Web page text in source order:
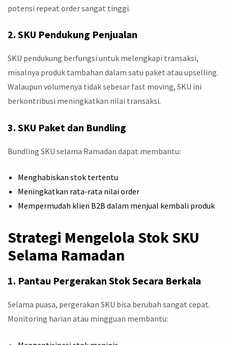
potensi repeat order sangat tinggi.
2. SKU Pendukung Penjualan
SKU pendukung berfungsi untuk melengkapi transaksi,
misalnya produk tambahan dalam satu paket atau upselling.
Walaupun volumenya tidak sebesar fast moving, SKU ini
berkontribusi meningkatkan nilai transaksi.
3. SKU Paket dan Bundling
Bundling SKU selama Ramadan dapat membantu:
Menghabiskan stok tertentu
Meningkatkan rata-rata nilai order
Mempermudah klien B2B dalam menjual kembali produk
Strategi Mengelola Stok SKU
Selama Ramadan
1. Pantau Pergerakan Stok Secara Berkala
Selama puasa, pergerakan SKU bisa berubah sangat cepat.
Monitoring harian atau mingguan membantu: